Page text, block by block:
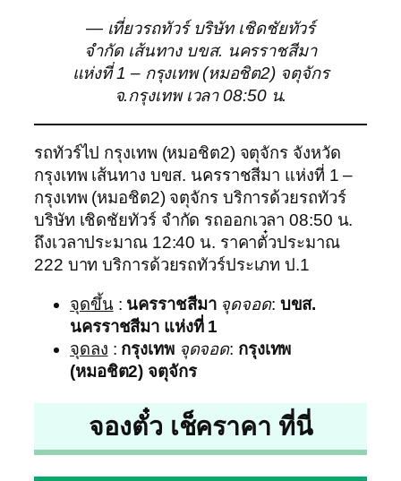
— เที่ยวรถทัวร์ บริษัท เชิดชัยทัวร์
จำกัด เส้นทาง บขส. นครราชสีมา
แห่งที่ 1 – กรุงเทพ (หมอชิต2) จตุจักร
จ.กรุงเทพ เวลา 08:50 น.
รถทัวร์ไป กรุงเทพ (หมอชิต2) จตุจักร จังหวัด
กรุงเทพ เส้นทาง บขส. นครราชสีมา แห่งที่ 1 –
กรุงเทพ (หมอชิต2) จตุจักร บริการด้วยรถทัวร์
บริษัท เชิดชัยทัวร์ จำกัด รถออกเวลา 08:50 น.
ถึงเวลาประมาณ 12:40 น. ราคาตั๋วประมาณ
222 บาท บริการด้วยรถทัวร์ประเภท ป.1
จุดขึ้น: นครราชสีมา จุดจอด: บขส.
นครราชสีมา แห่งที่ 1
จุดลง : กรุงเทพ จุดจอด: กรุงเทพ
(หมอชิต2) จตุจักร
จองตั๋ว เช็คราคา ที่นี่